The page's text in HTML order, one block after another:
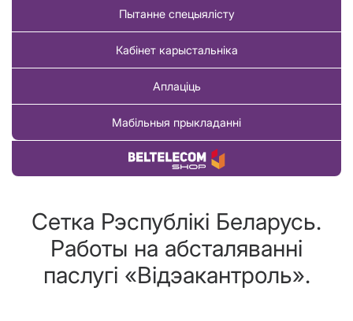
Пытанне спецыялісту
Кабінет карыстальніка
Аплаціць
Мабільныя прыкладанні
Купіць тавар
Сетка Рэспублiкi Беларусь.
Работы на абсталяваннi
паслугi «Вiдэакантроль».